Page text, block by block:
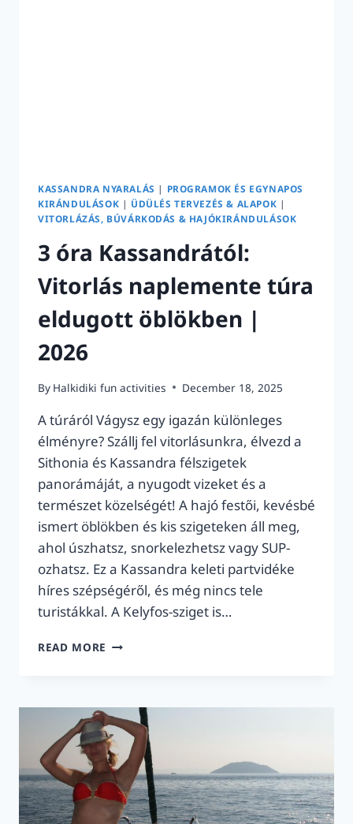
KASSANDRA NYARALÁS | PROGRAMOK ÉS EGYNAPOS
KIRÁNDULÁSOK | ÜDÜLÉS TERVEZÉS & ALAPOK |
VITORLÁZÁS, BÚVÁRKODÁS & HAJÓKIRÁNDULÁSOK
3 óra Kassandrától:
Vitorlás naplemente túra
eldugott öblökben |
2026
By Halkidiki fun activities December 18, 2025
A túráról Vágysz egy igazán különleges
élményre? Szállj fel vitorlásunkra, élvezd a
Sithonia és Kassandra félszigetek
panorámáját, a nyugodt vizeket és a
természet közelségét! A hajó festői, kevésbé
ismert öblökben és kis szigeteken áll meg,
ahol úszhatsz, snorkelezhetsz vagy SUP-
ozhatsz. Ez a Kassandra keleti partvidéke
híres szépségéről, és még nincs tele
turistákkal. A Kelyfos-sziget is…
READ MORE 3
NAPLEMENTE
TÚRA
ELDUGOTT
ÖBLÖKBEN
|
2026